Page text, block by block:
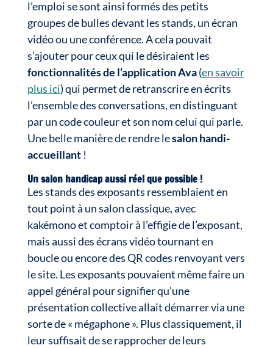
l’emploi se sont ainsi formés des petits
groupes de bulles devant les stands, un écran
vidéo ou une conférence. A cela pouvait
s’ajouter pour ceux qui le désiraient les
fonctionnalités de l’application Ava(en savoir
plus ici) qui permet de retranscrire en écrits
l’ensemble des conversations, en distinguant
par un code couleur et son nom celui qui parle.
Une belle manière de rendre lesalon handi-
accueillant!
Un salon handicap aussi réel que possible !
Les stands des exposants ressemblaient en
tout point à un salon classique, avec
kakémono et comptoir à l’effigie de l’exposant,
mais aussi des écrans vidéo tournant en
boucle ou encore des QR codes renvoyant vers
le site. Les exposants pouvaient même faire un
appel général pour signifier qu’une
présentation collective allait démarrer via une
sorte de « mégaphone ». Plus classiquement, il
leur suffisait de se rapprocher de leurs